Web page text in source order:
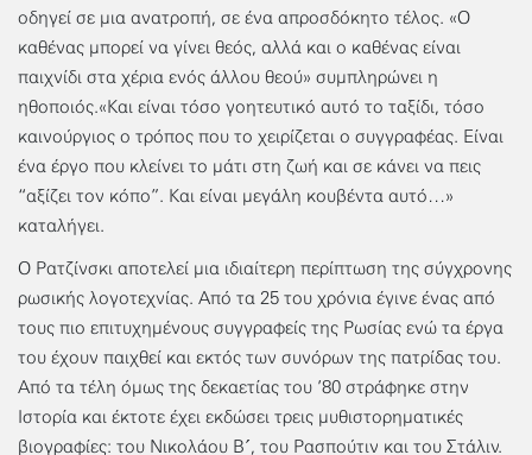
οδηγεί σε μια ανατροπή, σε ένα απροσδόκητο τέλος. «Ο
καθένας μπορεί να γίνει θεός, αλλά και ο καθένας είναι
παιχνίδι στα χέρια ενός άλλου θεού» συμπληρώνει η
ηθοποιός.«Και είναι τόσο γοητευτικό αυτό το ταξίδι, τόσο
καινούργιος ο τρόπος που το χειρίζεται ο συγγραφέας. Είναι
ένα έργο που κλείνει το μάτι στη ζωή και σε κάνει να πεις
“αξίζει τον κόπο”. Και είναι μεγάλη κουβέντα αυτό…»
καταλήγει.
Ο Ρατζίνσκι αποτελεί μια ιδιαίτερη περίπτωση της σύγχρονης
ρωσικής λογοτεχνίας. Από τα 25 του χρόνια έγινε ένας από
τους πιο επιτυχημένους συγγραφείς της Ρωσίας ενώ τα έργα
του έχουν παιχθεί και εκτός των συνόρων της πατρίδας του.
Από τα τέλη όμως της δεκαετίας του ’80 στράφηκε στην
Ιστορία και έκτοτε έχει εκδώσει τρεις μυθιστορηματικές
βιογραφίες: του Νικολάου B´, του Ρασπούτιν και του Στάλιν.